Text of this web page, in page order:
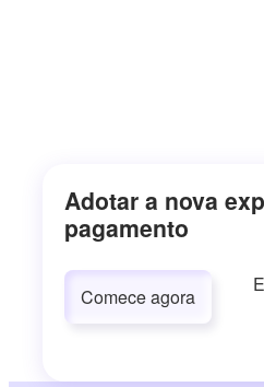
Adotar a nova
pagamento
Comece agora